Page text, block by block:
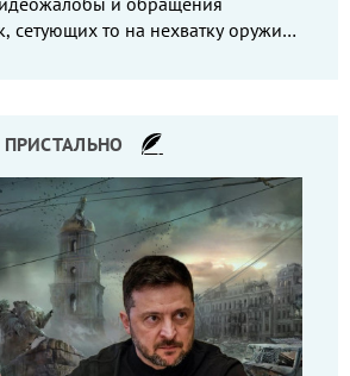
сетующих то на нехватку оружия,
ПРИСТАЛЬНО